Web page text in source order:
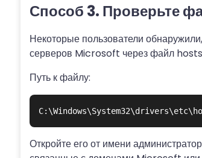
Способ 3. Проверьте
Некоторые пользователи
серверов Microsoft через файл
Путь к файлу:
Откройте его от имени